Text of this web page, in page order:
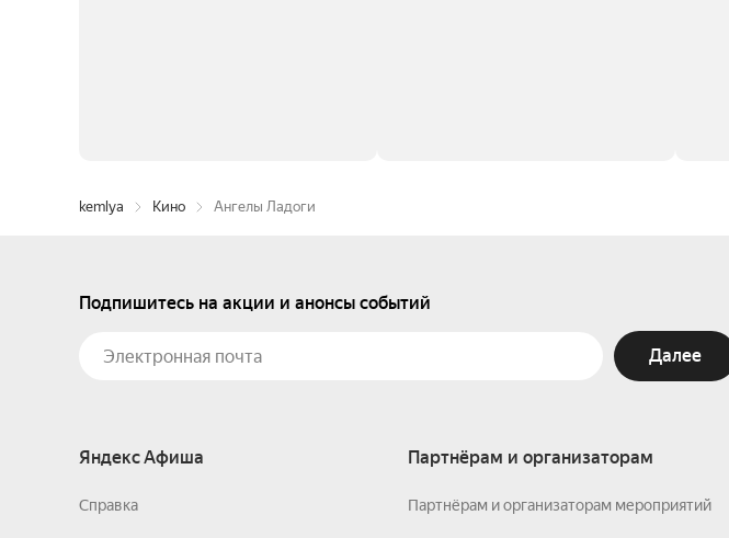
kemlya Кино Ангелы Ладоги
Подпишитесь на акции и анонсы событий
Далее
Яндекс Афиша
Справка
Партнёрам и организаторам
Партнёрам и организаторам мероприятий